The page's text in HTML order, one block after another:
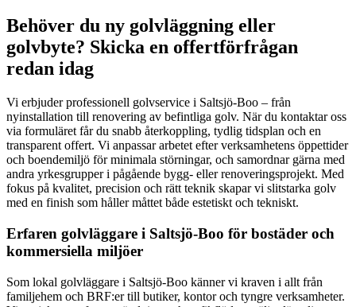
Behöver du ny golvläggning eller
golvbyte? Skicka en offertförfrågan
redan idag
Vi erbjuder professionell golvservice i Saltsjö-Boo – från
nyinstallation till renovering av befintliga golv. När du kontaktar oss
via formuläret får du snabb återkoppling, tydlig tidsplan och en
transparent offert. Vi anpassar arbetet efter verksamhetens öppettider
och boendemiljö för minimala störningar, och samordnar gärna med
andra yrkesgrupper i pågående bygg- eller renoveringsprojekt. Med
fokus på kvalitet, precision och rätt teknik skapar vi slitstarka golv
med en finish som håller måttet både estetiskt och tekniskt.
Erfaren golvläggare i Saltsjö-Boo för bostäder och
kommersiella miljöer
Som lokal golvläggare i Saltsjö-Boo känner vi kraven i allt från
familjehem och BRF:er till butiker, kontor och tyngre verksamheter.